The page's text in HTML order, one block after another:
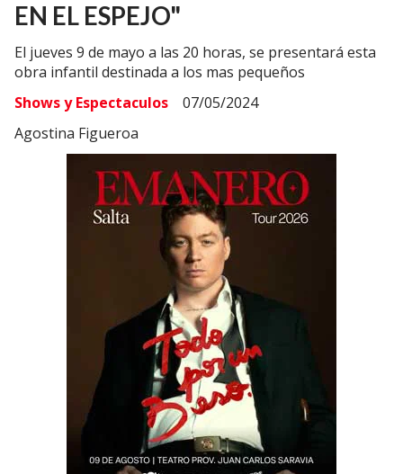
EN EL ESPEJO"
El jueves 9 de mayo a las 20 horas, se presentará esta
obra infantil destinada a los mas pequeños
Shows y Espectaculos
07/05/2024
Agostina Figueroa